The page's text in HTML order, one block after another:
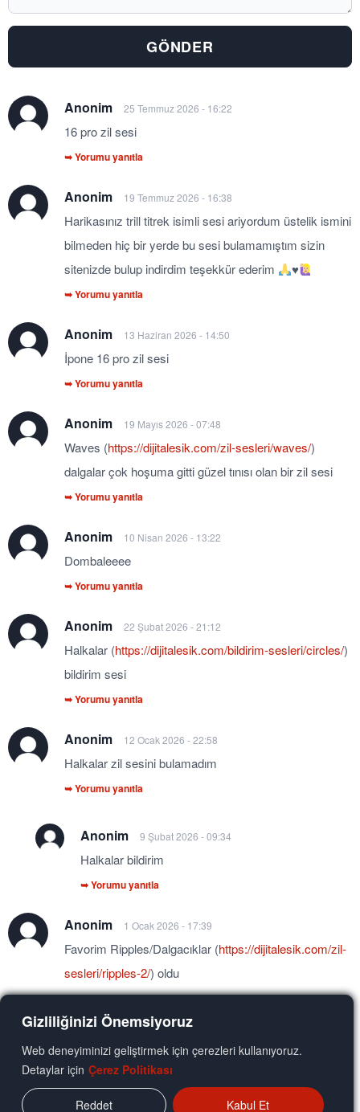
Gizliliğinizi Önemsiyoruz
Web deneyiminizi geliştirmek için çerezleri kullanıyoruz.
Detaylar için Çerez Politikası
Reddet Kabul Et
Anonim 25 Temmuz 2026 - 16:22
16 pro zil sesi
➥ Yorumu yanıtla
Anonim 19 Temmuz 2026 - 16:38
Harikasınız trill titrek isimli sesi ariyordum üstelik ismini
bilmeden hiç bir yerde bu sesi bulamamıştım sizin
sitenizde bulup indirdim teşekkür ederim
♥️
➥ Yorumu yanıtla
Anonim 13 Haziran 2026 - 14:50
İpone 16 pro zil sesi
➥ Yorumu yanıtla
Anonim 19 Mayıs 2026 - 07:48
Waves (https://dijitalesik.com/zil-sesleri/waves/)
dalgalar çok hoşuma gitti güzel tınısı olan bir zil sesi
➥ Yorumu yanıtla
Anonim 10 Nisan 2026 - 13:22
Dombaleeee
➥ Yorumu yanıtla
Anonim 22 Şubat 2026 - 21:12
Halkalar (https://dijitalesik.com/bildirim-sesleri/circles/)
bildirim sesi
➥ Yorumu yanıtla
Anonim 12 Ocak 2026 - 22:58
Halkalar zil sesini bulamadım
➥ Yorumu yanıtla
Anonim 9 Şubat 2026 - 09:34
Halkalar bildirim
➥ Yorumu yanıtla
Anonim 1 Ocak 2026 - 17:39
Favorim Ripples/Dalgacıklar (https://dijitalesik.com/zil-
sesleri/ripples-2/) oldu
➥ Yorumu yanıtla